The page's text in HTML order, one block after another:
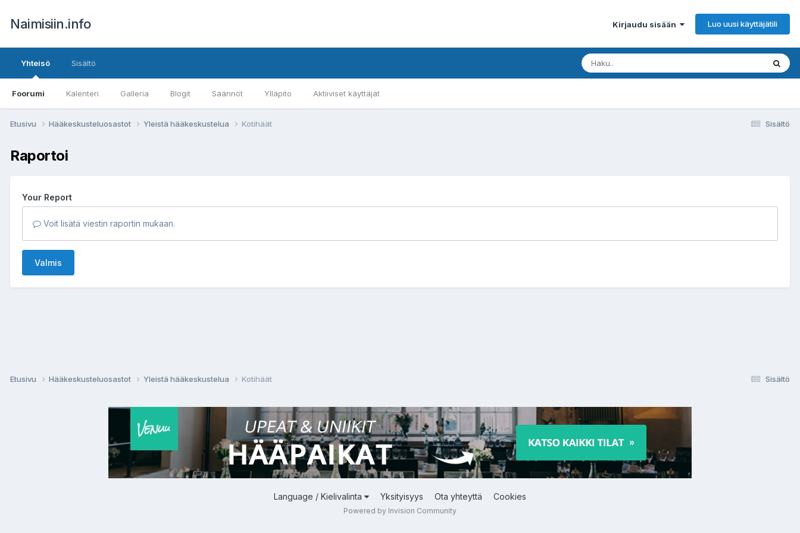
Naimisiin.info Kirjaudu sisään Luo uusi käyttäjätili
Yhteisö
Foorumi Kalenteri Galleria Blogit Säännöt Ylläpito Aktiiviset käyttäjät
Sisältö
Sisältö
Etusivu Hääkeskusteluosastot Yleistä hääkeskustelua Kotihäät
Raportoi
Your Report
Voit lisätä viestin raportin mukaan.
Valmis
Sisältö
Etusivu Hääkeskusteluosastot Yleistä hääkeskustelua Kotihäät
Language / Kielivalinta Yksityisyys Ota yhteyttä Cookies
Powered by Invision Community